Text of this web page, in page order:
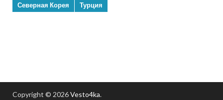
Северная Корея
Турция
Copyright © 2026Vesto4ka.